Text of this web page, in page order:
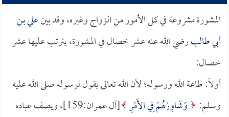
المشورة مشروعة في كل الأمور من الزواج وغيره، وقد بينعلي بن
أبي طالبرضي الله عنه عشر خصال في المشورة، يترتب عليها عشر
خصال:
أولاً: طاعة الله ورسوله؛ لأن الله تعالى يقول لرسوله صلى الله عليه
وسلم:
وَشَاوِرْهُمْ فِي الأَمْرِ
[آل عمران:159]، ويصف عباده